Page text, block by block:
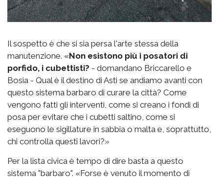
Il sospetto è che si sia persa l'arte stessa della
manutenzione. «Non esistono più i posatori di
porfido, i cubettisti? - domandano Briccarello e
Bosia - Qual è il destino di Asti se andiamo avanti con
questo sistema barbaro di curare la città? Come
vengono fatti gli interventi, come si creano i fondi di
posa per evitare che i cubetti saltino, come si
eseguono le sigillature in sabbia o malta e, soprattutto,
chi controlla questi lavori?»
Per la lista civica è tempo di dire basta a questo
sistema "barbaro". «Forse è venuto il momento di